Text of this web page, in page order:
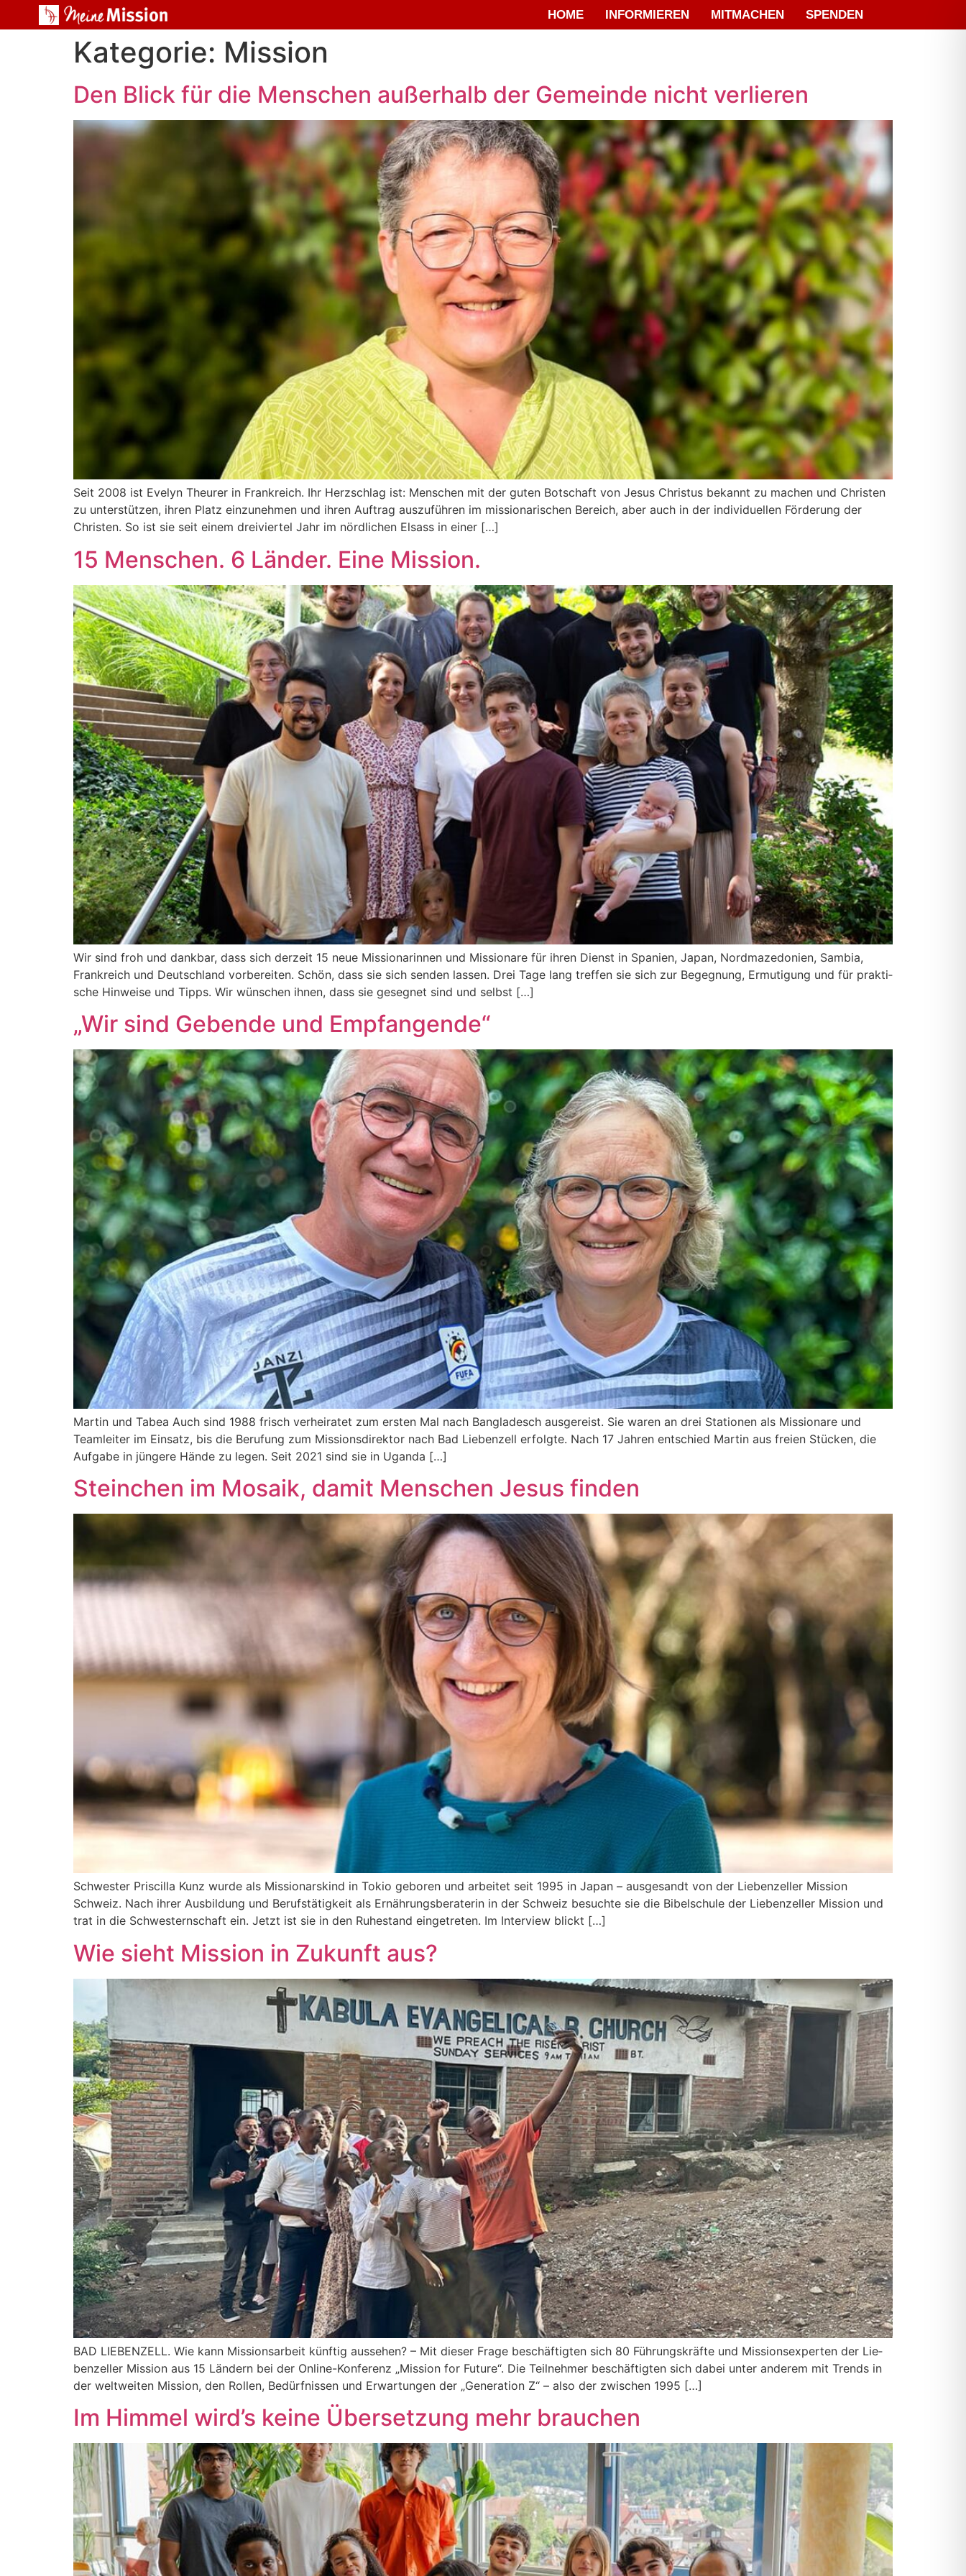
HOME INFORMIEREN MITMACHEN SPENDEN
Kategorie: Mission
Den Blick für die Menschen außerhalb der Gemeinde nicht verlieren
Seit 2008 ist Eve­lyn Theu­rer in Frank­reich. Ihr Herz­schlag ist: Men­schen mit der guten Bot­schaft von Jesus Chris­tus bekannt zu machen und Chris­ten
zu unter­stüt­zen, ihren Platz ein­zu­neh­men und ihren Auf­trag aus­zu­füh­ren im mis­sio­na­ri­schen Bereich, aber auch in der indi­vi­du­el­len För­de­rung der
Chris­ten. So ist sie seit einem drei­vier­tel Jahr im nörd­li­chen Elsass in einer […]
15 Menschen. 6 Länder. Eine Mission.
Wir sind froh und dank­bar, dass sich der­zeit 15 neue Mis­sio­na­rin­nen und Mis­sio­na­re für ihren Dienst in Spa­ni­en, Japan, Nord­ma­ze­do­ni­en, Sam­bia,
Frank­reich und Deutsch­land vor­be­rei­ten. Schön, dass sie sich sen­den lassen. Drei Tage lang tref­fen sie sich zur Begeg­nung, Ermu­ti­gung und für prak­ti­
sche Hin­wei­se und Tipps. Wir wün­schen ihnen, dass sie geseg­net sind und selbst […]
„Wir sind Gebende und Empfangende“
Mar­tin und Tabea Auch sind 1988 frisch ver­hei­ra­tet zum ers­ten Mal nach Ban­gla­desch aus­ge­reist. Sie waren an drei Sta­tio­nen als Mis­sio­na­re und
Team­lei­ter im Ein­satz, bis die Beru­fung zum Mis­si­ons­di­rek­tor nach Bad Lie­ben­zell erfolg­te. Nach 17 Jah­ren ent­schied Mar­tin aus frei­en Stü­cken, die
Auf­ga­be in jün­ge­re Hän­de zu legen. Seit 2021 sind sie in Ugan­da […]
Steinchen im Mosaik, damit Menschen Jesus finden
Schwes­ter Pri­scil­la Kunz wur­de als Mis­sio­nars­kind in Tokio gebo­ren und arbei­tet seit 1995 in Japan – aus­ge­sandt von der Lie­ben­zel­ler Mis­si­on
Schweiz. Nach ihrer Aus­bil­dung und Berufs­tä­tig­keit als Ernäh­rungs­be­ra­te­rin in der Schweiz besuch­te sie die Bibel­schu­le der Lie­ben­zel­ler Mis­si­on und
trat in die Schwes­tern­schaft ein. Jetzt ist sie in den Ruhe­stand ein­ge­tre­ten. Im Inter­view blickt […]
Wie sieht Mission in Zukunft aus?
BAD LIEBENZELL. Wie kann Mis­si­ons­ar­beit künf­tig aus­se­hen? – Mit die­ser Fra­ge beschäf­tig­ten sich 80 Füh­rungs­kräf­te und Mis­si­ons­exper­ten der Lie­
ben­zel­ler Mis­si­on aus 15 Län­dern bei der Online-Kon­fe­renz „Mis­si­on for Future“. Die Teil­neh­mer beschäf­tig­ten sich dabei unter ande­rem mit Trends in
der welt­wei­ten Mis­si­on, den Rol­len, Bedürf­nis­sen und Erwar­tun­gen der „Gene­ra­ti­on Z“ – also der zwi­schen 1995 […]
Im Himmel wird’s keine Übersetzung mehr brauchen